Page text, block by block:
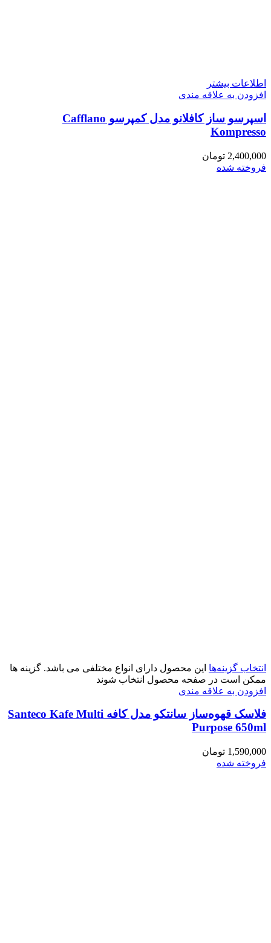
اطلاعات بیشتر
افزودن به علاقه مندی
اسپرسو ساز کافلانو مدل کمپرسو Cafflano
Kompresso
2,400,000 تومان
فروخته شده
انتخاب گزینه‌ها این محصول دارای انواع مختلفی می باشد. گزینه ها
ممکن است در صفحه محصول انتخاب شوند
افزودن به علاقه مندی
فلاسک قهوه‌ساز سانتکو مدل کافه Santeco Kafe Multi
Purpose 650ml
1,590,000 تومان
فروخته شده